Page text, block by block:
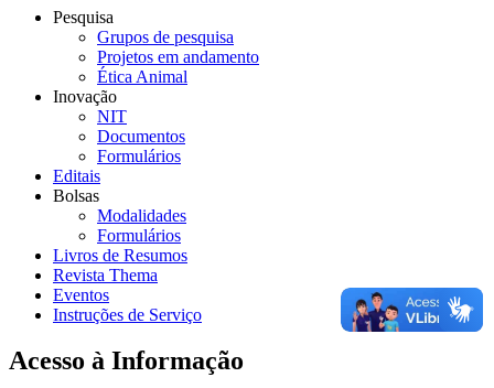
Pesquisa
Grupos de pesquisa
Projetos em andamento
Ética Animal
Inovação
NIT
Documentos
Formulários
Editais
Bolsas
Modalidades
Formulários
Livros de Resumos
Revista Thema
Eventos
Instruções de Serviço
Acesso à Informação